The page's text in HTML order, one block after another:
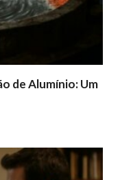
de Alumínio: Um